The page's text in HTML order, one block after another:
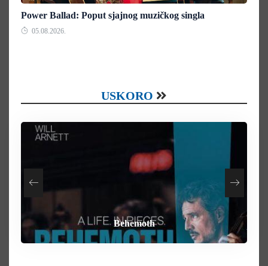
Power Ballad: Poput sjajnog muzičkog singla
05.08.2026.
USKORO
Heart of the Beast
Behemoth
How To Rob A Bank
By Any Means